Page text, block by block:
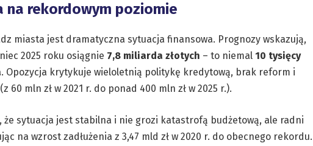
na rekordowym poziomie
miasta jest dramatyczna sytuacja finansowa. Prognozy wskazują,
2025 roku osiągnie 7,8 miliarda złotych – to niemal 10 tysięcy
. Opozycja krytykuje wieloletnią politykę kredytową, brak reform i
60 mln zł w 2021 r. do ponad 400 mln zł w 2025 r.).
że sytuacja jest stabilna i nie grozi katastrofą budżetową, ale radni
na wzrost zadłużenia z 3,47 mld zł w 2020 r. do obecnego rekordu.